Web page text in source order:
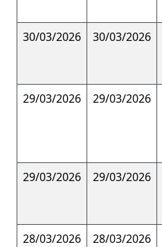
30/03/2026 30/03/2026
29/03/2026 29/03/2026
29/03/2026 29/03/2026
28/03/2026 28/03/2026